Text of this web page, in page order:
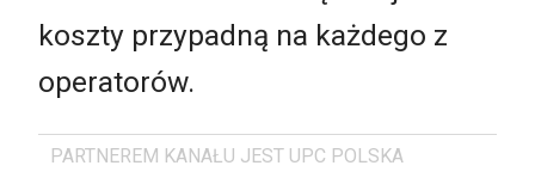
koszty przypadną na każdego z
operatorów.
PARTNEREM KANAŁU JEST UPC POLSKA